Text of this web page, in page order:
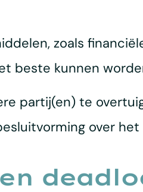
zoals
beste kunnen
partij(en) te
over